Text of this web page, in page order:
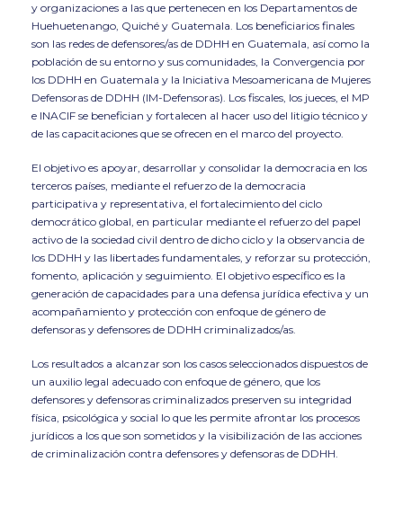
y organizaciones a las que pertenecen en los Departamentos de
Huehuetenango, Quiché y Guatemala. Los beneficiarios finales
son las redes de defensores/as de DDHH en Guatemala, así como la
población de su entorno y sus comunidades, la Convergencia por
los DDHH en Guatemala y la Iniciativa Mesoamericana de Mujeres
Defensoras de DDHH (IM-Defensoras). Los fiscales, los jueces, el MP
e INACIF se benefician y fortalecen al hacer uso del litigio técnico y
de las capacitaciones que se ofrecen en el marco del proyecto.
El objetivo es apoyar, desarrollar y consolidar la democracia en los
terceros países, mediante el refuerzo de la democracia
participativa y representativa, el fortalecimiento del ciclo
democrático global, en particular mediante el refuerzo del papel
activo de la sociedad civil dentro de dicho ciclo y la observancia de
los DDHH y las libertades fundamentales, y reforzar su protección,
fomento, aplicación y seguimiento. El objetivo específico es la
generación de capacidades para una defensa jurídica efectiva y un
acompañamiento y protección con enfoque de género de
defensoras y defensores de DDHH criminalizados/as.
Los resultados a alcanzar son los casos seleccionados dispuestos de
un auxilio legal adecuado con enfoque de género, que los
defensores y defensoras criminalizados preserven su integridad
física, psicológica y social lo que les permite afrontar los procesos
jurídicos a los que son sometidos y la visibilización de las acciones
de criminalización contra defensores y defensoras de DDHH.